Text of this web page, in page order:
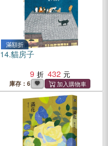
滿額折
14.貓房子
9
432
庫存：6